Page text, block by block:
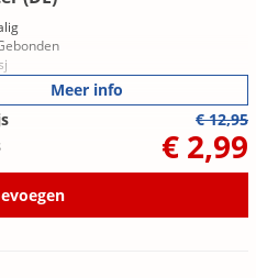
Meer info
€ 12,95
€ 2,99